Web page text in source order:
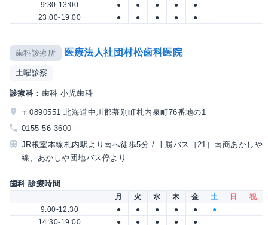
9:30-13:00
● ● ● ●
●
23:00-19:00
● ● ● ● ●
歯科診療所 医療法人社団村松歯科医院
土曜診察
診療科： 歯科 小児歯科
〒0890551 北海道中川郡幕別町札内泉町76番地の1
0155-56-3600
JR根室本線札内駅より南へ徒歩5分 / 十勝バス［21］南商あかしや
線、あかしや団地バス停より...
歯科 診療時間
月 火 水 木 金 土 日
祝
9:00-12:30
● ● ● ● ●
●
14:30-19:00
● ● ● ● ●